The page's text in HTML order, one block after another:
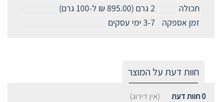
תכולה
2 גרם (895.00 ₪ ל-100 גרם)
זמן אספקה
3-7 ימי עסקים
חוות דעת על המוצר
0חוות דעת (אין דירוג)